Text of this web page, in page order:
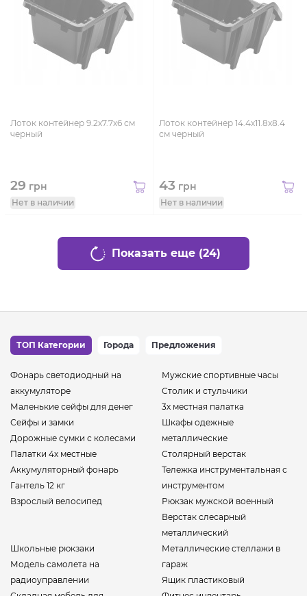
Лоток контейнер 9.2х7.7х6 см
черный
29 грн
Нет в наличии
Лоток контейнер 14.4х11.8х8.4
см черный
43 грн
Нет в наличии
Показать еще (24)
ТОП Категории Города Предложения
Фонарь светодиодный на
аккумуляторе
Маленькие сейфы для денег
Сейфы и замки
Дорожные сумки с колесами
Палатки 4х местные
Аккумуляторный фонарь
Гантель 12 кг
Взрослый велосипед
Мужские спортивные часы
Столик и стульчики
3х местная палатка
Шкафы одежные
металлические
Столярный верстак
Тележка инструментальная с
инструментом
Рюкзак мужской военный
Верстак слесарный
металлический
Школьные рюкзаки
Модель самолета на
радиоуправлении
Металлические стеллажи в
гараж
Ящик пластиковый